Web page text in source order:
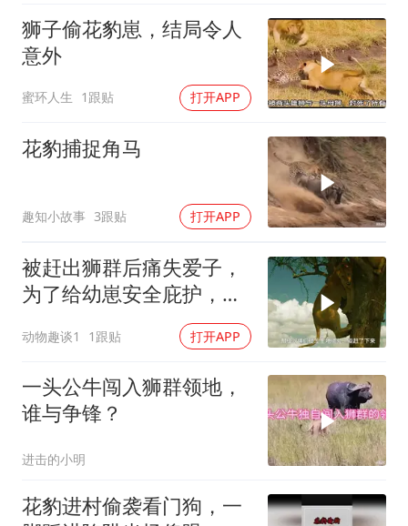
东方之约 相约未来
狮子偷花豹崽，结局令人
意外
蜜环人生 1跟贴 打开APP
花豹捕捉角马
趣知小故事 3跟贴 打开APP
被赶出狮群后痛失爱子，
为了给幼崽安全庇护，狮
子妈妈卑微求和却遭驱
赶，看母狮卡丽如何用狩
猎夺回体面
动物趣谈1 1跟贴 打开APP
一头公牛闯入狮群领地，
谁与争锋？
进击的小明
花豹进村偷袭看门狗，一